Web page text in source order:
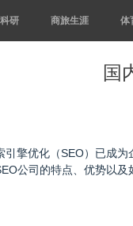
研 商旅生涯 体
国
擎优化（SEO）已成
公司的特点、优势以及